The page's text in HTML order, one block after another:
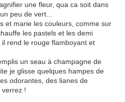
une fleur, qua ca soit dans
peu de vert...
et marie les couleurs, comme sur
les pastels et les demi
rend le rouge flamboyant et
un seau à champagne de
je glisse quelques hampes de
odorantes, des lianes de
verrez !